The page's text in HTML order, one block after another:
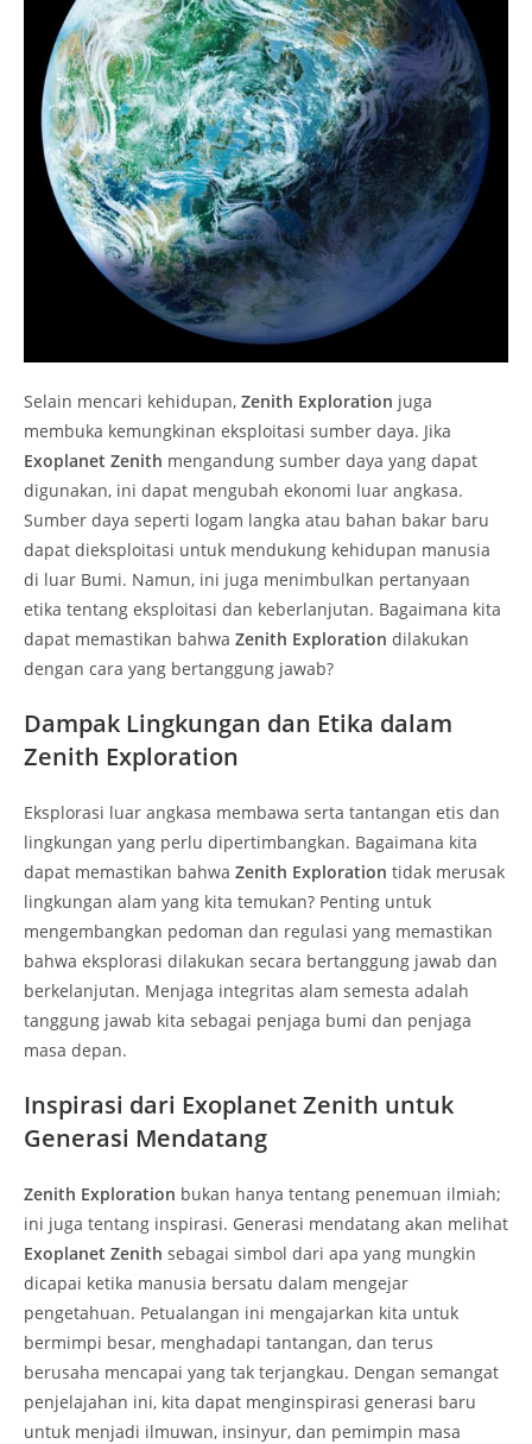
Selain mencari kehidupan, Zenith Exploration juga
membuka kemungkinan eksploitasi sumber daya. Jika
Exoplanet Zenith mengandung sumber daya yang dapat
digunakan, ini dapat mengubah ekonomi luar angkasa.
Sumber daya seperti logam langka atau bahan bakar baru
dapat dieksploitasi untuk mendukung kehidupan manusia
di luar Bumi. Namun, ini juga menimbulkan pertanyaan
etika tentang eksploitasi dan keberlanjutan. Bagaimana kita
dapat memastikan bahwa Zenith Exploration dilakukan
dengan cara yang bertanggung jawab?
Dampak Lingkungan dan Etika dalam
Zenith Exploration
Eksplorasi luar angkasa membawa serta tantangan etis dan
lingkungan yang perlu dipertimbangkan. Bagaimana kita
dapat memastikan bahwa Zenith Exploration tidak merusak
lingkungan alam yang kita temukan? Penting untuk
mengembangkan pedoman dan regulasi yang memastikan
bahwa eksplorasi dilakukan secara bertanggung jawab dan
berkelanjutan. Menjaga integritas alam semesta adalah
tanggung jawab kita sebagai penjaga bumi dan penjaga
masa depan.
Inspirasi dari Exoplanet Zenith untuk
Generasi Mendatang
Zenith Exploration bukan hanya tentang penemuan ilmiah;
ini juga tentang inspirasi. Generasi mendatang akan melihat
Exoplanet Zenith sebagai simbol dari apa yang mungkin
dicapai ketika manusia bersatu dalam mengejar
pengetahuan. Petualangan ini mengajarkan kita untuk
bermimpi besar, menghadapi tantangan, dan terus
berusaha mencapai yang tak terjangkau. Dengan semangat
penjelajahan ini, kita dapat menginspirasi generasi baru
untuk menjadi ilmuwan, insinyur, dan pemimpin masa